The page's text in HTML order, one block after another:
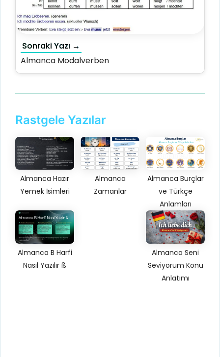
Sonraki Yazı →
Almanca Modalverben
Rastgele Yazılar
Almanca Hazır
Yemek İsimleri
Almanca
Zamanlar
Almanca Burçlar
ve Türkçe
Anlamları
Almanca B Harfi
Nasıl Yazılır ß
Almanca Seni
Seviyorum Konu
Anlatımı